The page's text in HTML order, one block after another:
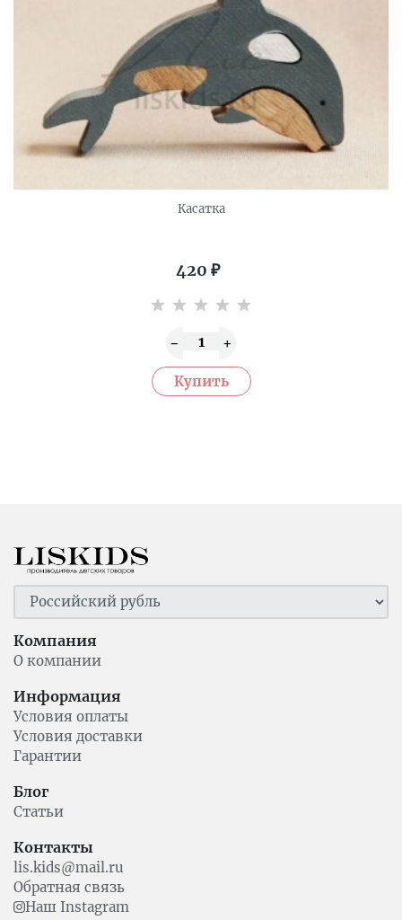
Касатка
420 ₽
Компания
О компании
Информация
Условия оплаты
Условия доставки
Гарантии
Блог
Статьи
Контакты
lis.kids@mail.ru
Обратная связь
Наш Instagram